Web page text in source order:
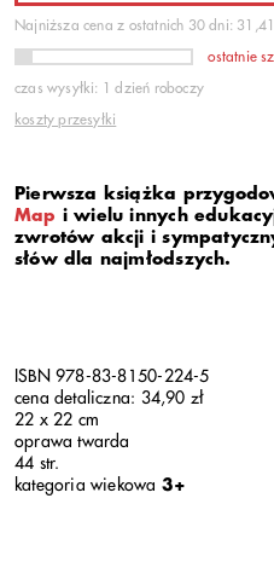
Najniższa cena z ostatnich 30 dni: 31,41
ostatnie
czas wysyłki: 1 dzień roboczy
koszty przesyłki
Pierwsza książka
Map i wielu innych
zwrotów akcji i
słów dla najmłodszych.
ISBN 978-83-8150-224-5
cena detaliczna: 34,90 zł
22 x 22 cm
oprawa twarda
44 str.
kategoria wiekowa 3+